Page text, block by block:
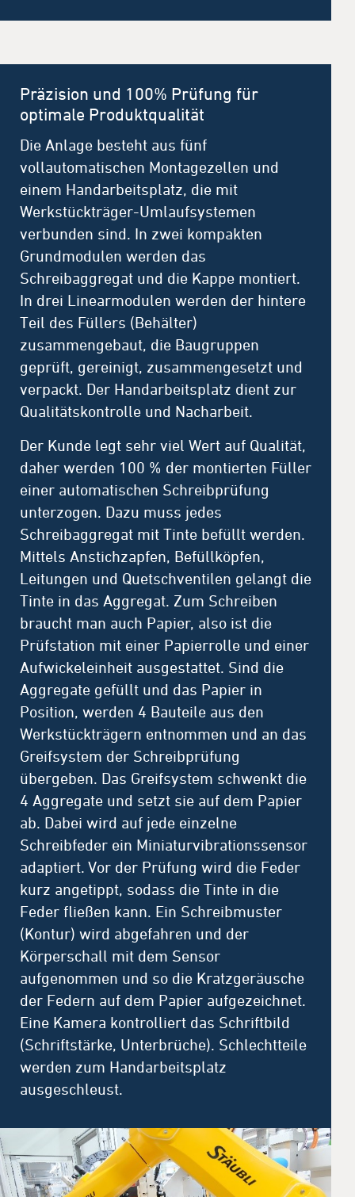
Präzision und 100% Prüfung für
optimale Produktqualität
Die Anlage besteht aus fünf
vollautomatischen Montagezellen und
einem Handarbeitsplatz, die mit
Werkstückträger-Umlaufsystemen
verbunden sind. In zwei kompakten
Grundmodulen werden das
Schreibaggregat und die Kappe montiert.
In drei Linearmodulen werden der hintere
Teil des Füllers (Behälter)
zusammengebaut, die Baugruppen
geprüft, gereinigt, zusammengesetzt und
verpackt. Der Handarbeitsplatz dient zur
Qualitätskontrolle und Nacharbeit.
Der Kunde legt sehr viel Wert auf Qualität,
daher werden 100 % der montierten Füller
einer automatischen Schreibprüfung
unterzogen. Dazu muss jedes
Schreibaggregat mit Tinte befüllt werden.
Mittels Anstichzapfen, Befüllköpfen,
Leitungen und Quetschventilen gelangt die
Tinte in das Aggregat. Zum Schreiben
braucht man auch Papier, also ist die
Prüfstation mit einer Papierrolle und einer
Aufwickeleinheit ausgestattet. Sind die
Aggregate gefüllt und das Papier in
Position, werden 4 Bauteile aus den
Werkstückträgern entnommen und an das
Greifsystem der Schreibprüfung
übergeben. Das Greifsystem schwenkt die
4 Aggregate und setzt sie auf dem Papier
ab. Dabei wird auf jede einzelne
Schreibfeder ein Miniaturvibrationssensor
adaptiert. Vor der Prüfung wird die Feder
kurz angetippt, sodass die Tinte in die
Feder fließen kann. Ein Schreibmuster
(Kontur) wird abgefahren und der
Körperschall mit dem Sensor
aufgenommen und so die Kratzgeräusche
der Federn auf dem Papier aufgezeichnet.
Eine Kamera kontrolliert das Schriftbild
(Schriftstärke, Unterbrüche). Schlechtteile
werden zum Handarbeitsplatz
ausgeschleust.